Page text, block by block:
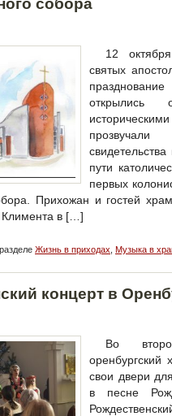
собора
12
святых
открылись
пути
первых
Прихожан и гостей
Климента в […]
Жизнь в приходах Музыка в
концерт в
Во
оренбургский
свои двери
в песне